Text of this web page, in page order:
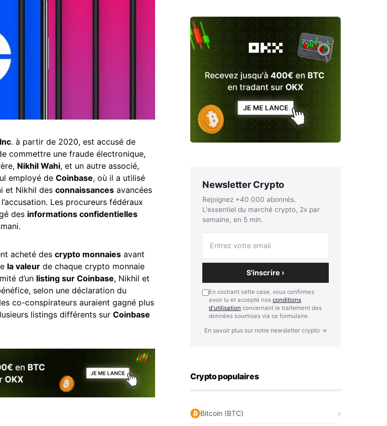
Inc. à partir de 2020, est accusé de
commettre une fraude électronique,
Nikhil Wahi, et un autre associé,
employé de Coinbase, où il a utilisé
et Nikhil des connaissances avancées
Les procureurs fédéraux
des informations confidentielles
acheté des crypto monnaies avant
la valeur de chaque crypto monnaie
d’un listing sur Coinbase, Nikhil et
selon une déclaration du
co-conspirateurs auraient gagné plus
listings différents sur Coinbase
Newsletter Crypto
Rejoignez +40 000 abonnés.
L'essentiel du marché crypto, 2x par
semaine, en 5 min.
S'inscrire ›
En cochant cette case, vous confirmez
avoir lu et accepté nos conditions
d'utilisation concernant le traitement des
données soumises via ce formulaire.
En savoir plus sur notre newsletter crypto →
Crypto populaires
Bitcoin (BTC)